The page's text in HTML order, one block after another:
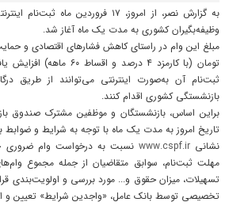
به گزارش نصر،‌ از امروز، ۱۷ فروردین
وظیفه‌بگیران کشوری به مدت یک ماه آغاز شد.
تومان (با کارمزد ۴ درصد و
ثبت‌نام آن به‌صورت اینترنتی می‌توانند از طریق
بازنشستگی کشوری اقدام کنند.
براین اساس، بازنشستگان و موظفین مشترک صندوق
تاریخ امروز به مدت یک ماه با توجه به شرایط و
نشانیwww.cspf.ir نسبت به درخواست وام ضروری
مهلت ثبت‌نام، سوابق متقاضیان از جمله مجموع
تسهیلات، میزان حقوق و... مورد بررسی و اولویت‌بندی
تخصیصی توسط بانک عامل، «واجدین شرایط» تعیین و